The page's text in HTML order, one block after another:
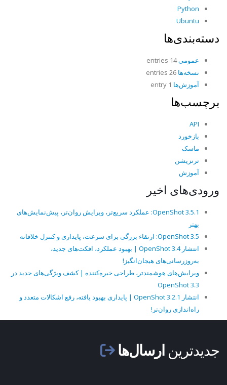
Python
Ubuntu
دسته‌بندی‌ها
عمومی14 entries
نسخه‌ها
آموزش‌ها
برچسب‌ها
API
بازخورد
ماسک
ترنزیشن
آموزش
ورودی‌های اخیر
OpenShot 3.5.1: عملکرد سریع‌تر، ویرایش روان‌تر، پیش‌نمایش‌های
بهتر
OpenShot 3.5: ارتقاء بزرگی برای سرعت، پایداری و کنترل خلاقانه
انتشار OpenShot 3.4 | بهبود عملکرد، افکت‌های جدید،
به‌روزرسانی‌های هیجان‌انگیز!
ویرایش‌های هوشمندتر، طراحی خیره‌کننده | کشف ویژگی‌های جدید در
OpenShot 3.3
انتشار OpenShot 3.2.1 | پایداری بهبود یافته، رفع اشکالات متعدد و
راه‌اندازی روان‌تر!
جدیدترین ارسال‌ها